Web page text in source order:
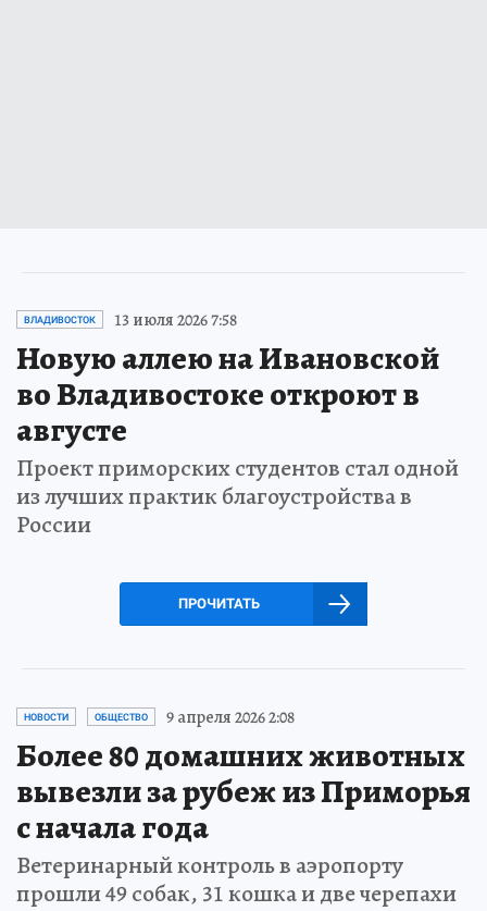
ВЛАДИВОСТОК 13 июля 2026 7:58
Новую аллею на Ивановской
во Владивостоке откроют в
августе
Проект приморских студентов стал одной
из лучших практик благоустройства в
России
ПРОЧИТАТЬ
НОВОСТИ ОБЩЕСТВО 9 апреля 2026 2:08
Более 80 домашних животных
вывезли за рубеж из Приморья
с начала года
Ветеринарный контроль в аэропорту
прошли 49 собак, 31 кошка и две черепахи